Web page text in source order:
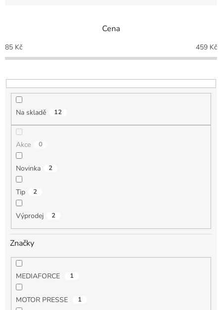
p
r
o
u
Cena
85 Kč 459 Kč
Na skladě 12
Akce 0
Novinka 2
Tip 2
Výprodej 2
Značky
MEDIAFORCE 1
MOTOR PRESSE 1